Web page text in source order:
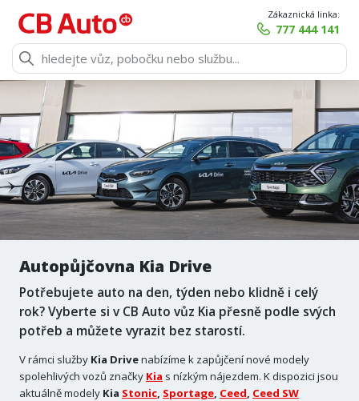
Zákaznická linka:
777 444 141
Autopůjčovna Kia Drive
Potřebujete auto na den, týden nebo klidně i celý
rok? Vyberte si v CB Auto vůz Kia přesně podle svých
potřeb a můžete vyrazit bez starostí.
V rámci služby Kia Drivenabízíme k zapůjčení nové modely
spolehlivých vozů značky Kia s nízkým nájezdem. K dispozici jsou
aktuálně modely Kia Stonic Sportage Ceed Ceed SW